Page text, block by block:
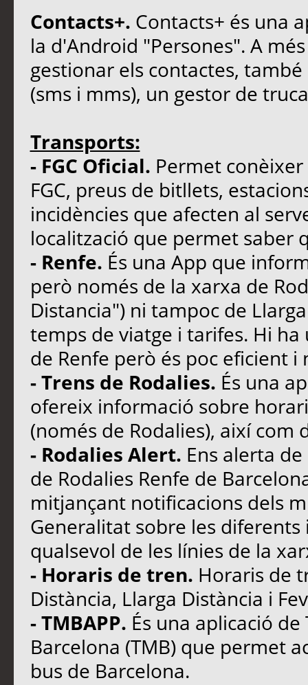
Contacts+. Contacts+ és una
la d'Android "Persones". A
gestionar els contactes,
(sms i mms), un gestor de
Transports:
- FGC Oficial. Permet
FGC, preus de bitllets,
incidències que afecten al
localització que permet saber
- Renfe. És una App que
però només de la xarxa de
Distancia") ni tampoc de
temps de viatge i tarifes. Hi
de Renfe però és poc eficient i
- Trens de Rodalies. És una
ofereix informació sobre
(només de Rodalies), així
- Rodalies Alert. Ens alerta
de Rodalies Renfe de
mitjançant notificacions dels
Generalitat sobre les
qualsevol de les línies de la
- Horaris de tren. Horaris de
Distància, Llarga Distància i
- TMBAPP. És una aplicació
Barcelona (TMB) que permet
bus de Barcelona.